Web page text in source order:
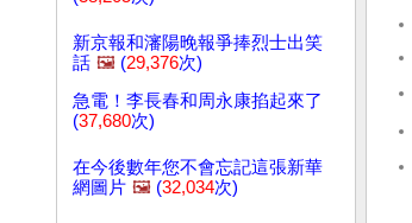
新京報和瀋陽晚報爭捧烈士出笑
話 🖼️ (29,376次)
急電！李長春和周永康掐起來了
(37,680次)
在今後數年您不會忘記這張新華
網圖片 🖼️ (32,034次)